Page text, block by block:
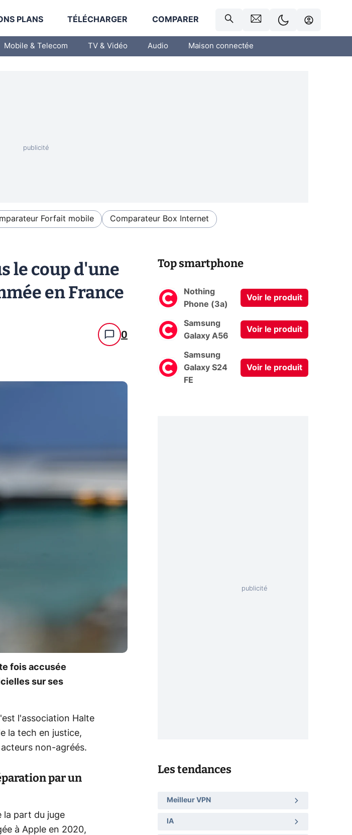
PLANS TÉLÉCHARGER COMPARER
Mobile & Telecom TV & Vidéo Audio Maison connectée
Forfait mobile Comparateur Box Internet
le coup d'une
en France
0
fois accusée
sur ses
l'association Halte
la tech en justice,
non-agréés.
par un
la part du juge
à Apple en 2020,
Top smartphone
Nothing
Phone (3a)
Voir le produit
Samsung
Galaxy A56
Voir le produit
Samsung
Galaxy S24
FE
Voir le produit
Les tendances
Meilleur VPN
IA